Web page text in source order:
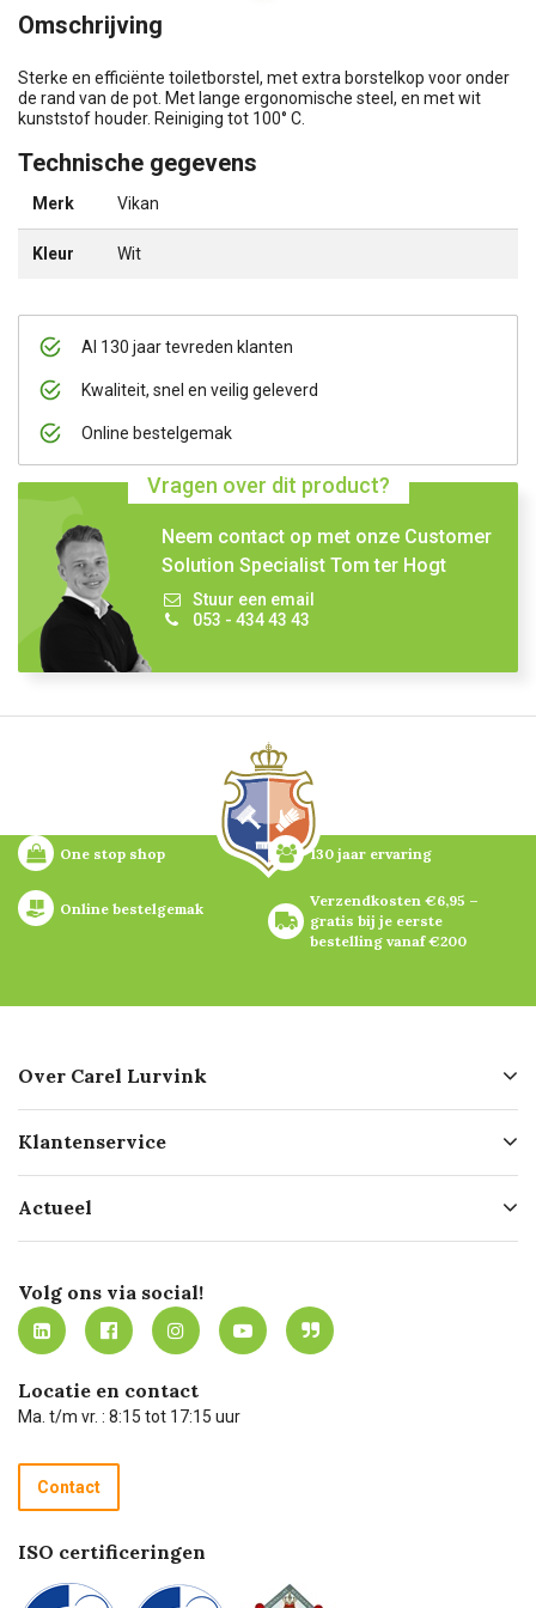
Al 130 jaar tevreden klanten
Kwaliteit, snel en veilig geleverd
Online bestelgemak
Vragen over dit product?
Neem contact op met onze Customer
Solution Specialist Tom ter Hogt
Stuur een email
053 - 434 43 43
Omschrijving
Sterke en efficiënte toiletborstel, met extra borstelkop voor onder
de rand van de pot. Met lange ergonomische steel, en met wit
kunststof houder. Reiniging tot 100° C.
Technische gegevens
Merk Vikan
Kleur Wit
One stop shop 130 jaar ervaring
Online bestelgemak
Verzendkosten €6,95 –
gratis bij je eerste
bestelling vanaf €200
Over Carel Lurvink
Geschiedenis
Missie
Werken bij Carel Lurvink
MVO
Klantenservice
Bezorgen
Mijn Carel Lurvink
Mijn Carel Lurvink instructievideo's
Carel Lurvink App
Hulp op afstand
Technische dienst
Recycle programma
Betalen
Actueel
Innovation LAB
Tevreden klanten
Carel Lurvink Blog
Carel de podcast
Volg ons via social!
Locatie en contact
Ma. t/m vr. : 8:15 tot 17:15 uur
Contact
ISO certificeringen